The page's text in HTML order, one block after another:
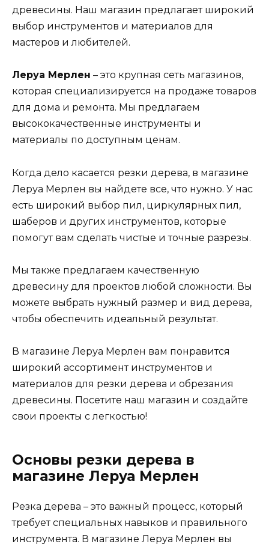
древесины. Наш магазин предлагает широкий
выбор инструментов и материалов для
мастеров и любителей.
Леруа Мерлен – это крупная сеть магазинов,
которая специализируется на продаже товаров
для дома и ремонта. Мы предлагаем
высококачественные инструменты и
материалы по доступным ценам.
Когда дело касается резки дерева, в магазине
Леруа Мерлен вы найдете все, что нужно. У нас
есть широкий выбор пил, циркулярных пил,
шаберов и других инструментов, которые
помогут вам сделать чистые и точные разрезы.
Мы также предлагаем качественную
древесину для проектов любой сложности. Вы
можете выбрать нужный размер и вид дерева,
чтобы обеспечить идеальный результат.
В магазине Леруа Мерлен вам понравится
широкий ассортимент инструментов и
материалов для резки дерева и обрезания
древесины. Посетите наш магазин и создайте
свои проекты с легкостью!
Основы резки дерева в
магазине Леруа Мерлен
Резка дерева – это важный процесс, который
требует специальных навыков и правильного
инструмента. В магазине Леруа Мерлен вы